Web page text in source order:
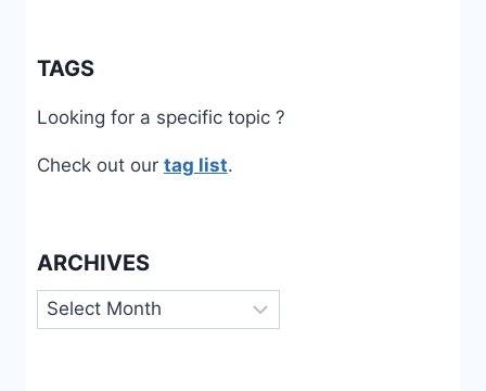
TAGS
Looking for a specific topic ?
Check out our tag list.
ARCHIVES
Archives